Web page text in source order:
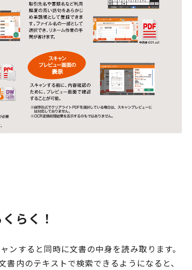
らく！
ンすると同時に文書の中身を読み取ります。
内のテキストで検索できるようになると、